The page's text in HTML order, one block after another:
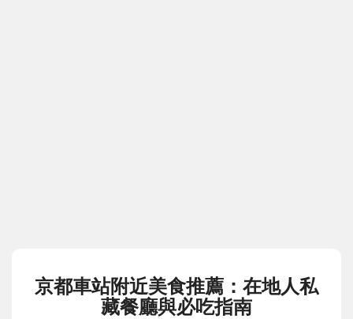
京都車站附近美食推薦：在地人私
藏餐廳與必吃指南